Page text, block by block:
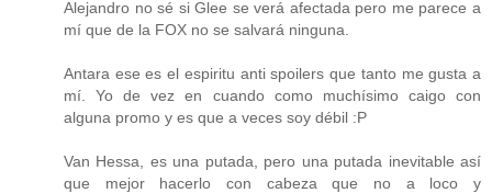
Alejandro no sé si Glee se verá afectada pero me parece a
mí que de la FOX no se salvará ninguna.
Antara ese es el espiritu anti spoilers que tanto me gusta a
mí. Yo de vez en cuando como muchísimo caigo con
alguna promo y es que a veces soy débil :P
Van Hessa, es una putada, pero una putada inevitable así
que mejor hacerlo con cabeza que no a loco y